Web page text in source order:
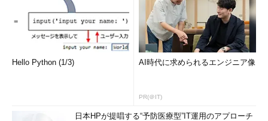
Hello Python (1/3) AI時代に求められるエンジニア像
PR(＠IT)
日本HPが提唱する“予防医療型”IT運用のアプローチ